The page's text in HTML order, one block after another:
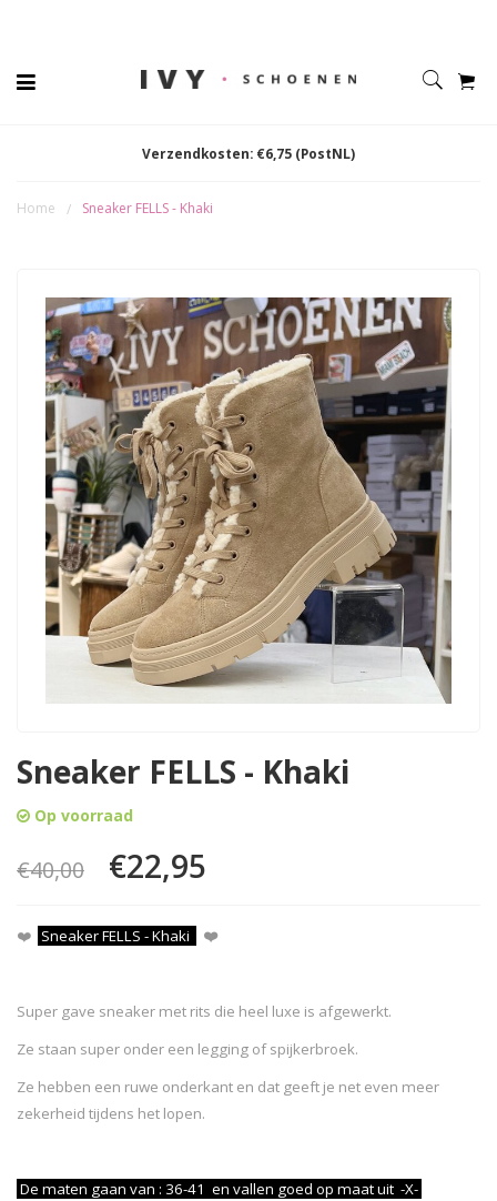
Verzendkosten: €6,75 (PostNL)
Home / Sneaker FELLS - Khaki
Sneaker FELLS - Khaki
Op voorraad
€40,00 €22,95
❤️ Sneaker FELLS - Khaki ❤️
Super gave sneaker met rits die heel luxe is afgewerkt.
Ze staan super onder een legging of spijkerbroek.
Ze hebben een ruwe onderkant en dat geeft je net even meer
zekerheid tijdens het lopen.
De maten gaan van : 36-41 en vallen goed op maat uit -X-